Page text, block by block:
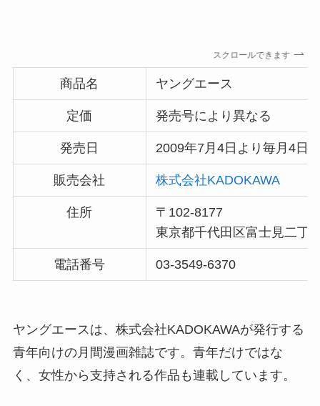
冷凍ペットボトルはどこに売ってる？ドンキやセ
マックカードはどこで買える？Amazonや金券ショ
スクロールできます
商品名 ヤングエース
定価 発売号により異なる
発売日 2009年7月4日より毎月4日
販売会社 株式会社KADOKAWA
住所
〒102-8177
東京都千代田区富士見二丁
電話番号 03-3549-6370
ヤングエースは、株式会社KADOKAWAが発行する
青年向けの月間漫画雑誌です。青年だけではな
く、女性から支持される作品も連載しています。